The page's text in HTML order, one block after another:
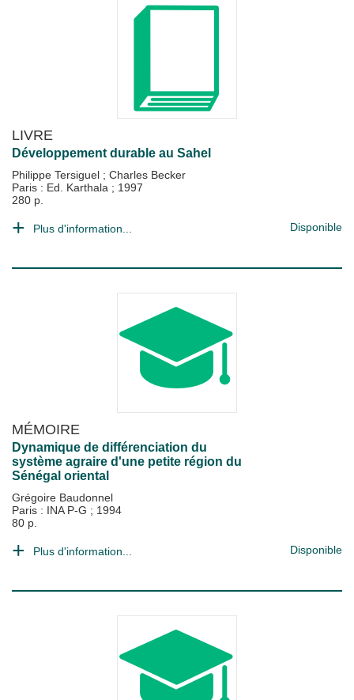
LIVRE
Développement durable au Sahel
Philippe Tersiguel ; Charles Becker
Paris : Ed. Karthala ; 1997
280 p.
Plus d'information... Disponible
MÉMOIRE
Dynamique de différenciation du
système agraire d'une petite région du
Sénégal oriental
Grégoire Baudonnel
Paris : INA P-G ; 1994
80 p.
Plus d'information... Disponible